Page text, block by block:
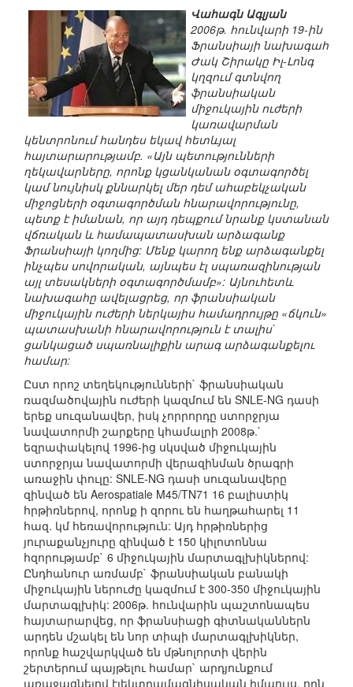
Վահագն Ագլյան
2006թ. հունվարի 19-ին
Ֆրանսիայի նախագահ
Ժակ Շիրակը Իլ-Լոնգ
կղզում գտնվող
ֆրանսիական
միջուկային ուժերի
կառավարման
կենտրոնում հանդես եկավ հետևյալ
հայտարարությամբ. «Այն պետությունների
ղեկավարները, որոնք կցանկանան օգտագործել
կամ նույնիսկ քննարկել մեր դեմ ահաբեկչական
միջոցների օգտագործման հնարավորությունը,
պետք է իմանան, որ այդ դեպքում նրանք կստանան
վճռական և համապատասխան արձագանք
Ֆրանսիայի կողմից: Մենք կարող ենք արձագանքել
ինչպես սովորական, այնպես էլ սպառազինության
այլ տեսակների օգտագործմամբ»: Այնուհետև
նախագահը ավելացրեց, որ ֆրանսիական
միջուկային ուժերի ներկայիս համադրույթը «ճկուն»
պատասխանի հնարավորություն է տալիս`
ցանկացած սպառնալիքին արագ արձագանքելու
համար:
Ըստ որոշ տեղեկությունների` ֆրանսիական
ռազմածովային ուժերի կազմում են SNLE-NG դասի
երեք սուզանավեր, իսկ չորրորդը ստորջրյա
նավատորմի շարքերը կհամալրի 2008թ.`
եզրափակելով 1996-ից սկսված միջուկային
ստորջրյա նավատորմի վերազինման ծրագրի
առաջին փուլը: SNLE-NG դասի սուզանավերը
զինված են Aerospatiale M45/TN71 16 բալիստիկ
հրթիռներով, որոնք ի զորու են հաղթահարել 11
հազ. կմ հեռավորություն: Այդ հրթիռներից
յուրաքանչյուրը զինված է 150 կիլոտոննա
հզորությամբ` 6 միջուկային մարտագլխիկներով:
Ընդհանուր առմամբ` ֆրանսիական բանակի
միջուկային ներուժը կազմում է 300-350 միջուկային
մարտագլխիկ: 2006թ. հունվարին պաշտոնապես
հայտարարվեց, որ ֆրանսիացի գիտնականներն
արդեն մշակել են նոր տիպի մարտագլխիկներ,
որոնք հաշվարկված են մթնոլորտի վերին
շերտերում պայթելու համար` արդյունքում
առաջացնելով էլեկտրամագնիսական իմպուլս, որն